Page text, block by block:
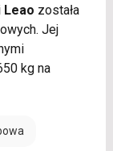
Leao została
Jej
kg na